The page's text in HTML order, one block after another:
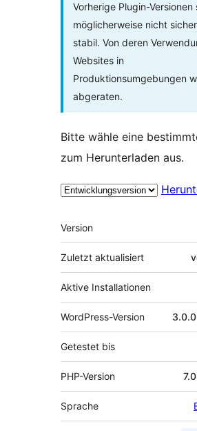
Vorherige Plugin-Versionen
möglicherweise nicht
stabil. Von deren
Websites in
Produktionsumgebungen
abgeraten.
Bitte wähle eine
zum Herunterladen aus.
Meta
Version
Zuletzt aktualisiert
Aktive Installationen
WordPress-Version
Getestet bis
PHP-Version
Sprache